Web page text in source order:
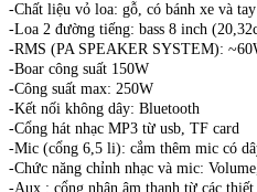
-Chất liệu vỏ loa: gỗ, có bánh xe và
-Loa 2 đường tiếng: bass 8 inch
-RMS (PA SPEAKER SYSTEM):
-Boar công suất 150W
-Công suất max: 250W
-Kết nối không dây: Bluetooth
-Cổng hát nhạc MP3 từ usb, TF card
-Mic (cổng 6,5 li): cắm thêm mic có
-Chức năng chỉnh nhạc và mic:
-Aux : cổng nhận âm thanh từ các